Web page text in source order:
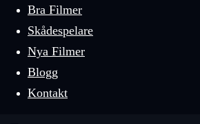
Bra Filmer
Skådespelare
Nya Filmer
Blogg
Kontakt